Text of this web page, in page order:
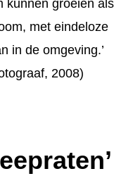
kunnen groeien als
met eindeloze
in de omgeving.’
2008)